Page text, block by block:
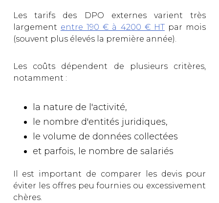
Les tarifs des DPO externes varient très
largement entre 190 € à 4200 € HTpar mois
(souvent plus élevés la première année).
Les coûts dépendent de plusieurs critères,
notamment :
la nature de l'activité,
le nombre d'entités juridiques,
le volume de données collectées
et parfois, le nombre de salariés
Il est important de comparer les devis pour
éviter les offres peu fournies ou excessivement
chères.